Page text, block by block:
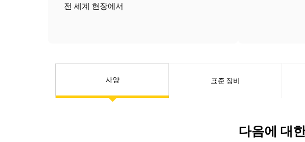
전 세계 현장에서
사양 표준 장비
다음에 대